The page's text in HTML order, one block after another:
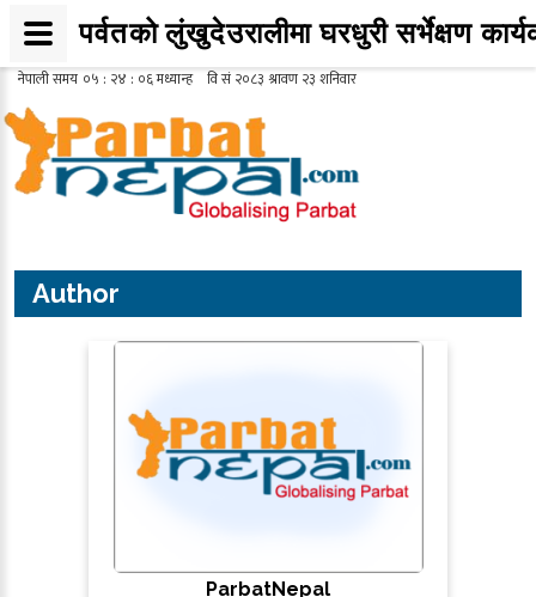
Author
ParbatNepal
पर्वतको लुंखुदेउरालीमा घरधुरी सर्भेक्षण